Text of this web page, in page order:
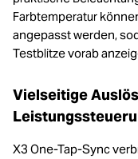
Farbtemperatur
angepasst werden,
Testblitze vorab
Vielseitige
X3 One-Tap-Sync